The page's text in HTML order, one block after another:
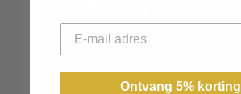
Email
Ontvang 5% korting